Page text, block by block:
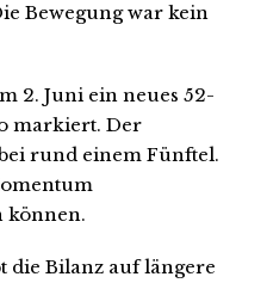
Bewegung war kein
2. Juni ein neues 52-
markiert. Der
rund einem Fünftel.
können.
die Bilanz auf längere